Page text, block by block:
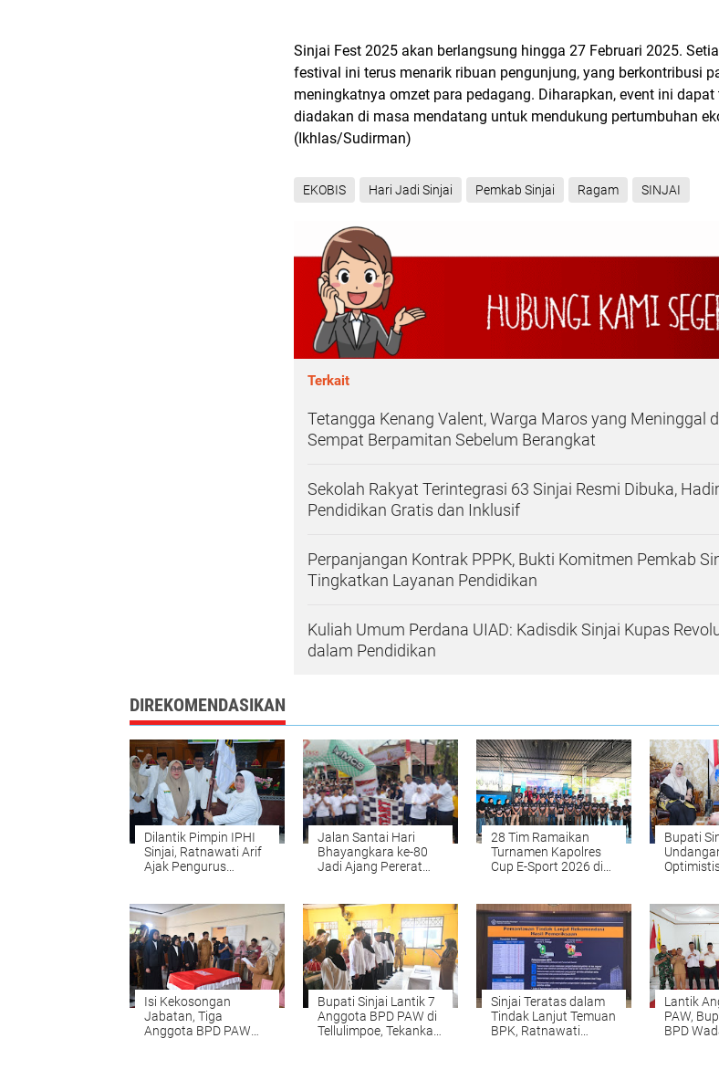
Sinjai Fest 2025 akan berlangsung hingga 27 Februari 2025.
festival ini terus menarik ribuan pengunjung, yang berkontribusi
meningkatnya omzet para pedagang. Diharapkan, event ini dapat
diadakan di masa mendatang untuk mendukung pertumbuhan
(Ikhlas/Sudirman)
EKOBIS Hari Jadi Sinjai Pemkab Sinjai Ragam SINJAI
Terkait
Tetangga Kenang Valent, Warga Maros yang Meninggal
Sempat Berpamitan Sebelum Berangkat
Sekolah Rakyat Terintegrasi 63 Sinjai Resmi Dibuka,
Pendidikan Gratis dan Inklusif
Perpanjangan Kontrak PPPK, Bukti Komitmen Pemkab
Tingkatkan Layanan Pendidikan
Kuliah Umum Perdana UIAD: Kadisdik Sinjai Kupas
dalam Pendidikan
DIREKOMENDASIKAN
Dilantik Pimpin IPHI
Sinjai, Ratnawati Arif
Ajak Pengurus
Jalan Santai Hari
Bhayangkara ke-80
Jadi Ajang Pererat
28 Tim Ramaikan
Turnamen Kapolres
Cup E-Sport 2026 di
Bupati
Isi Kekosongan
Jabatan, Tiga
Anggota BPD PAW
Bupati Sinjai Lantik 7
Anggota BPD PAW di
Tellulimpoe, Tekankan
Sinjai Teratas dalam
Tindak Lanjut Temuan
BPK, Ratnawati
Lantik
PAW,
BPD